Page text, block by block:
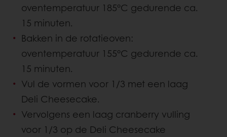
oventemperatuur 185°C gedurende ca.
15 minuten.
Bakken in de rotatieoven:
oventemperatuur 155°C gedurende ca.
15 minuten.
Vul de vormen voor 1/3 met een laag
Deli Cheesecake.
Vervolgens een laag cranberry vulling
voor 1/3 op de Deli Cheesecake